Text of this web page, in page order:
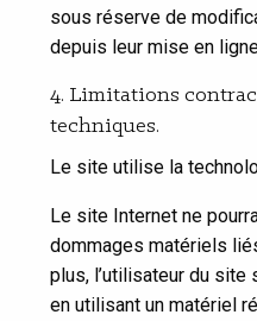
sous réserve de
depuis leur mise en
4. Limitations
techniques.
Le site utilise la
Le site Internet ne
dommages matériels
plus, l’utilisateur du site
en utilisant un matériel